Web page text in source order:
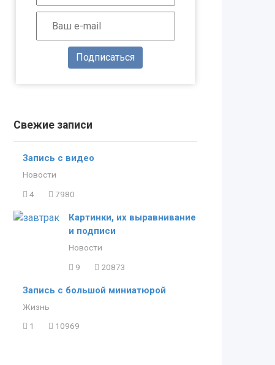
Подписаться
Свежие записи
Запись с видео
Новости
4
7980
Картинки, их выравнивание
и подписи
Новости
9
20873
Запись с большой миниатюрой
Жизнь
1
10969